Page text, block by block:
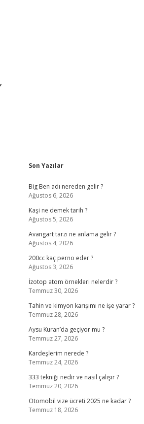
Sidebar
Son Yazılar
Big Ben adı nereden gelir ?
Ağustos 6, 2026
Kaşi ne demek tarih ?
Ağustos 5, 2026
Avangart tarzı ne anlama gelir ?
Ağustos 4, 2026
200cc kaç perno eder ?
Ağustos 3, 2026
İzotop atom örnekleri nelerdir ?
Temmuz 30, 2026
Tahin ve kimyon karışımı ne işe yarar ?
Temmuz 28, 2026
Aysu Kuran’da geçiyor mu ?
Temmuz 27, 2026
Kardeşlerim nerede ?
Temmuz 24, 2026
333 tekniği nedir ve nasıl çalışır ?
Temmuz 20, 2026
Otomobil vize ücreti 2025 ne kadar ?
Temmuz 18, 2026